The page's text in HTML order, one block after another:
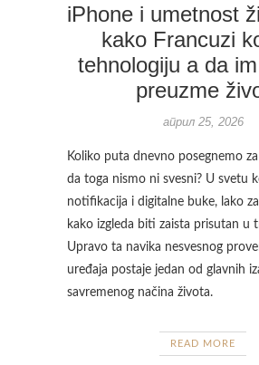
iPhone i umetnost
kako Francuzi
tehnologiju a da
preuzme
април 25, 2026
Koliko puta dnevno posegnemo
da toga nismo ni svesni? U svetu
notifikacija i digitalne buke, lako
kako izgleda biti zaista prisutan u
Upravo ta navika nesvesnog
uređaja postaje jedan od glavnih
savremenog načina života.
READ MORE